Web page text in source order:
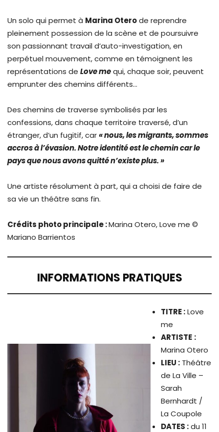
Un solo qui permet à Marina Oterode reprendre
pleinement possession de la scène et de poursuivre
son passionnant travail d’auto-investigation, en
perpétuel mouvement, comme en témoignent les
représentations de Love mequi, chaque soir, peuvent
emprunter des chemins différents…
Des chemins de traverse symbolisés par les
confessions, dans chaque territoire traversé, d’un
étranger, d’un fugitif, car« nous, les migrants, sommes
accros à l’évasion. Notre identité est le chemin car le
pays que nous avons quitté n’existe plus. »
Une artiste résolument à part, qui a choisi de faire de
sa vie un théâtre sans fin.
Crédits photo principale :Marina Otero, Love me ©
Mariano Barrientos
INFORMATIONS PRATIQUES
TITRE :Love
me
ARTISTE :
Marina Otero
LIEU :Théâtre
de La Ville –
Sarah
Bernhardt /
La Coupole
DATES :du 11